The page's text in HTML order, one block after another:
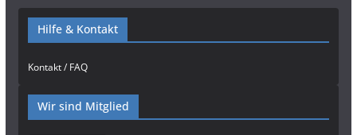
Hilfe & Kontakt
Kontakt / FAQ
Wir sind Mitglied